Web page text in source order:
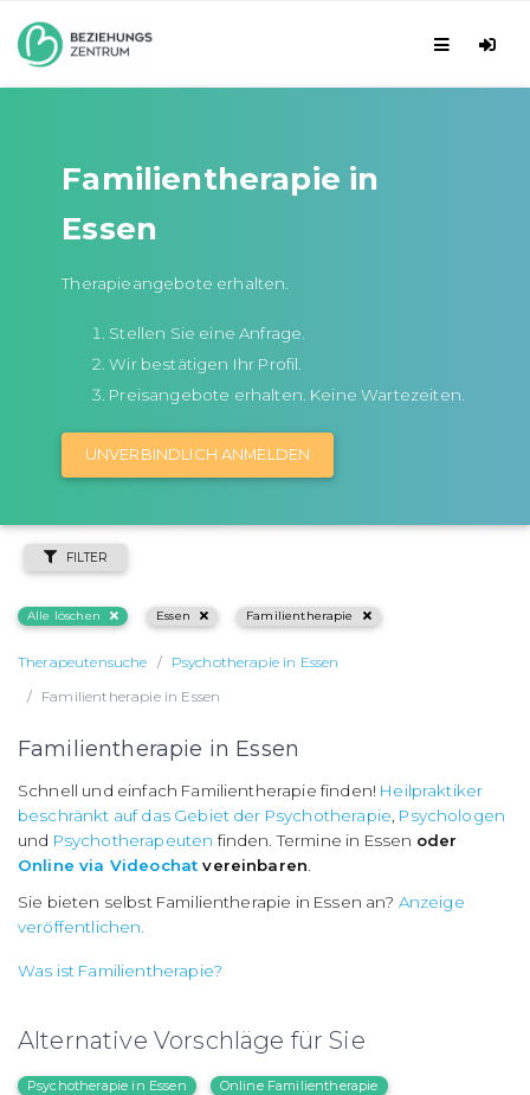
Familientherapie in
Essen
Therapieangebote erhalten.
Stellen Sie eine Anfrage.
Wir bestätigen Ihr Profil.
Preisangebote erhalten. Keine Wartezeiten.
UNVERBINDLICH ANMELDEN
FILTER
Alle löschen Essen Familientherapie
Therapeutensuche
Psychotherapie in Essen
Familientherapie in Essen
Familientherapie in Essen
Schnell und einfach Familientherapie finden! Heilpraktiker
beschränkt auf das Gebiet der Psychotherapie Psychologen
und Psychotherapeuten finden. Termine in Essen oder
Online via Videochat vereinbaren
Sie bieten selbst Familientherapie in Essen an? Anzeige
veröffentlichen.
Was ist Familientherapie?
Alternative Vorschläge für Sie
Psychotherapie in Essen
Online Familientherapie